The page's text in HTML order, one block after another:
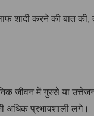
शादी करने की बात
जीवन में गुस्से या
अधिक प्रभावशाली लगे।